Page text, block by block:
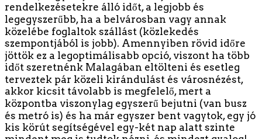
rendelkezésetekre álló időt, a legjobb és
legegyszerűbb, ha a belvárosban vagy annak
közelébe foglaltok szállást (közlekedés
szempontjából is jobb). Amennyiben rövid időre
jöttök ez a legoptimálisabb opció, viszont ha több
időt szeretnénk Malagában eltölteni és esetleg
terveztek pár közeli kirándulást és városnézést,
akkor kicsit távolabb is megfelelő, mert a
központba viszonylag egyszerű bejutni (van busz
és metró is) és ha már egyszer bent vagytok, egy jó
kis körút segítségével egy-két nap alatt szinte